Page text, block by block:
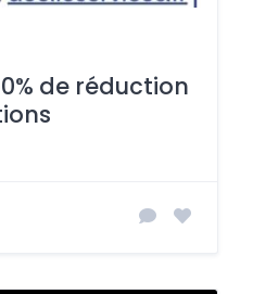
de réduction